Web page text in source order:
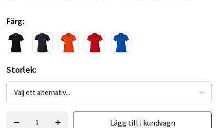
Färg
Storlek
Lägg till i kundvagn